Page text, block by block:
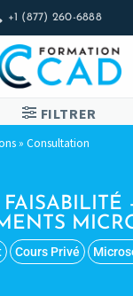
+1 (877) 260-6888
FILTRER
» Consultation
Cours Privé